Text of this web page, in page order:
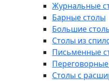
Журнальные
Барные столы
Большие
Столы из
Письменные
Столы с